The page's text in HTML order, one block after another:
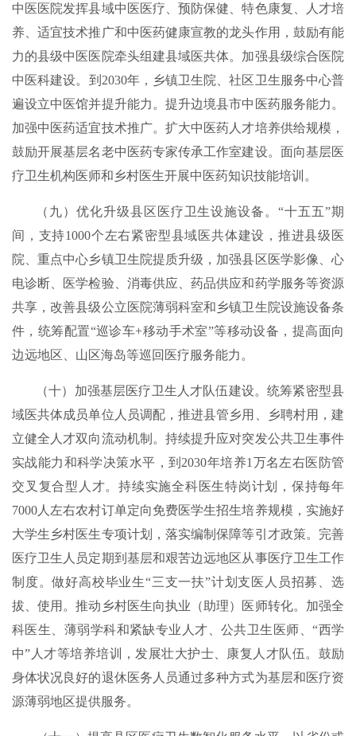
中医医院发挥县域中医医疗、预防保健、特色康复、人才培
养、适宜技术推广和中医药健康宣教的龙头作用，鼓励有能
力的县级中医医院牵头组建县域医共体。加强县级综合医院
中医科建设。到2030年，乡镇卫生院、社区卫生服务中心普
遍设立中医馆并提升能力。提升边境县市中医药服务能力。
加强中医药适宜技术推广。扩大中医药人才培养供给规模，
鼓励开展基层名老中医药专家传承工作室建设。面向基层医
疗卫生机构医师和乡村医生开展中医药知识技能培训。
（九）优化升级县区医疗卫生设施设备。“十五五”期
间，支持1000个左右紧密型县域医共体建设，推进县级医
院、重点中心乡镇卫生院提质升级，加强县区医学影像、心
电诊断、医学检验、消毒供应、药品供应和药学服务等资源
共享，改善县级公立医院薄弱科室和乡镇卫生院设施设备条
件，统筹配置“巡诊车+移动手术室”等移动设备，提高面向
边远地区、山区海岛等巡回医疗服务能力。
（十）加强基层医疗卫生人才队伍建设。统筹紧密型县
域医共体成员单位人员调配，推进县管乡用、乡聘村用，建
立健全人才双向流动机制。持续提升应对突发公共卫生事件
实战能力和科学决策水平，到2030年培养1万名左右医防管
交叉复合型人才。持续实施全科医生特岗计划，保持每年
7000人左右农村订单定向免费医学生招生培养规模，实施好
大学生乡村医生专项计划，落实编制保障等引才政策。完善
医疗卫生人员定期到基层和艰苦边远地区从事医疗卫生工作
制度。做好高校毕业生“三支一扶”计划支医人员招募、选
拔、使用。推动乡村医生向执业（助理）医师转化。加强全
科医生、薄弱学科和紧缺专业人才、公共卫生医师、“西学
中”人才等培养培训，发展壮大护士、康复人才队伍。鼓励
身体状况良好的退休医务人员通过多种方式为基层和医疗资
源薄弱地区提供服务。